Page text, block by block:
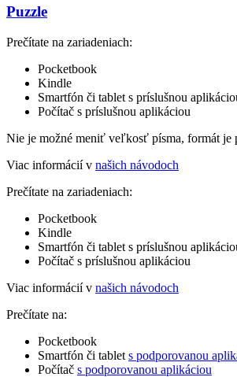
Puzzle
Prečítate na zariadeniach:
Pocketbook
Kindle
Smartfón či tablet s príslušnou
Počítač s príslušnou aplikáciou
Nie je možné meniť veľkosť písma, formát je
Viac informácií v našich návodoch
Prečítate na zariadeniach:
Pocketbook
Kindle
Smartfón či tablet s príslušnou
Počítač s príslušnou aplikáciou
Viac informácií v našich návodoch
Prečítate na:
Pocketbook
Smartfón či tablet s podporovanou
Počítač s podporovanou aplikáciou